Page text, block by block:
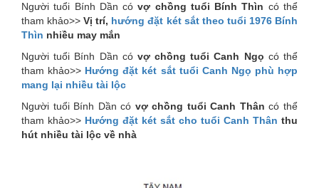
Người tuổi Bính Dần cóvợ chồng tuổi Bính Thìn có thể
tham khảo>>Vị trí, hướng đặt két sắt theo tuổi 1976 Bính
Thìn nhiều may mắn
Người tuổi Bính Dần có vợ chồng tuổi Canh Ngọ có thể
tham khảo>> Hướng đặt két sắt tuổi Canh Ngọ phù hợp
mang lại nhiều tài lộc
Người tuổi Bính Dần có vợ chồng tuổi Canh Thân có thể
tham khảo>> Hướng đặt két sắt cho tuổi Canh Thân thu
hút nhiều tài lộc về nhà